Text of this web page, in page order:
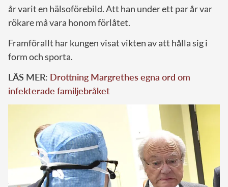
år varit en hälsoförebild. Att han under ett par år var
rökare må vara honom förlåtet.
Framförallt har kungen visat vikten av att hålla sig i
form och sporta.
LÄS MER: Drottning Margrethes egna ord om
infekterade familjebråket